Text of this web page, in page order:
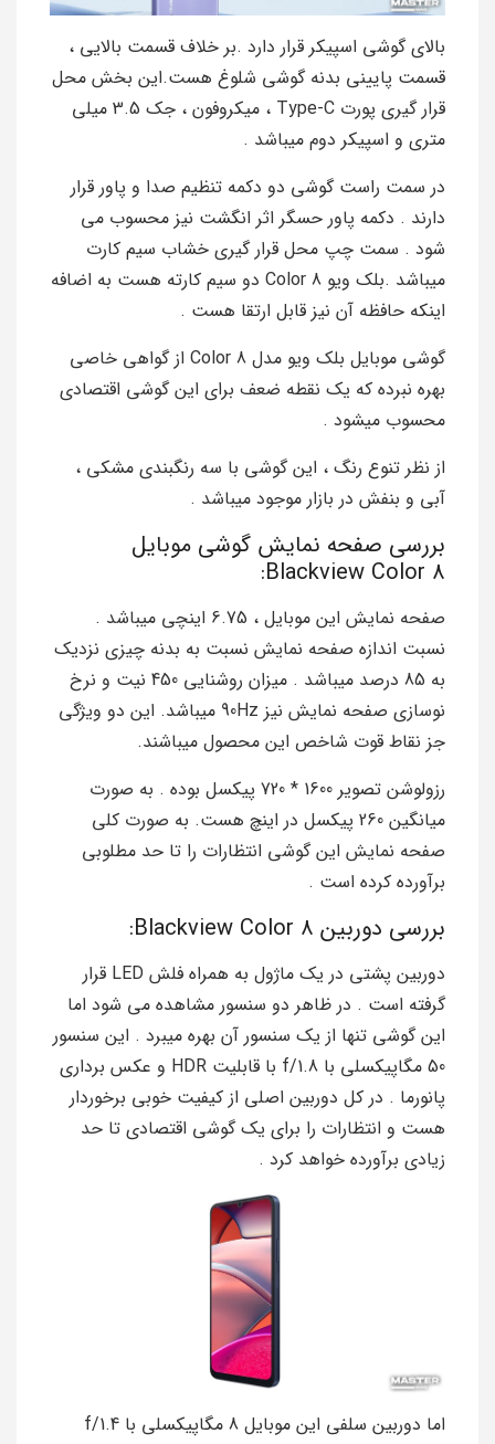
بالای گوشی اسپیکر قرار دارد .بر خلاف قسمت بالایی ،
قسمت پایینی بدنه گوشی شلوغ هست.این بخش محل
قرار گیری پورت Type-C ، میکروفون ، جک 3.5 میلی
متری و اسپیکر دوم میباشد .
در سمت راست گوشی دو دکمه تنظیم صدا و پاور قرار
دارند . دکمه پاور حسگر اثر انگشت نیز محسوب می
شود . سمت چپ محل قرار گیری خشاب سیم کارت
میباشد .بلک ویو Color 8 دو سیم کارته هست به اضافه
اینکه حافظه آن نیز قابل ارتقا هست .
گوشی موبایل بلک ویو مدل Color 8 از گواهی خاصی
بهره نبرده که یک نقطه ضعف برای این گوشی اقتصادی
محسوب میشود .
از نظر تنوع رنگ ، این گوشی با سه رنگبندی مشکی ،
آبی و بنفش در بازار موجود میباشد .
بررسی صفحه نمایش گوشی موبایل
Blackview Color 8:
صفحه نمایش این موبایل ، 6.75 اینچی میباشد .
نسبت اندازه صفحه نمایش نسبت به بدنه چیزی نزدیک
به 85 درصد میباشد . میزان روشنایی 450 نیت و نرخ
نوسازی صفحه نمایش نیز 90Hz میباشد. این دو ویژگی
جز نقاط قوت شاخص این محصول میباشند.
رزولوشن تصویر 1600 * 720 پیکسل بوده . به صورت
میانگین 260 پیکسل در اینچ هست. به صورت کلی
صفحه نمایش این گوشی انتظارات را تا حد مطلوبی
برآورده کرده است .
بررسی دوربین Blackview Color 8:
دوربین پشتی در یک ماژول به همراه فلش LED قرار
گرفته است . در ظاهر دو سنسور مشاهده می شود اما
این گوشی تنها از یک سنسور آن بهره میبرد . این سنسور
50 مگاپیکسلی با f/1.8 با قابلیت HDR و عکس برداری
پانورما . در کل دوربین اصلی از کیفیت خوبی برخوردار
هست و انتظارات را برای یک گوشی اقتصادی تا حد
زیادی برآورده خواهد کرد .
اما دوربین سلفی این موبایل 8 مگاپیکسلی با f/1.4